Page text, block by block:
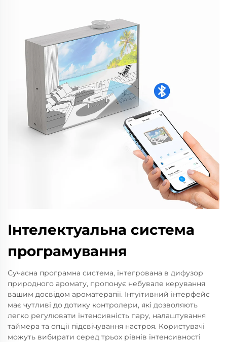
Інтелектуальна система
програмування
Сучасна програмна система, інтегрована в дифузор
природного аромату, пропонує небувале керування
вашим досвідом ароматерапії. Інтуїтивний інтерфейс
має чутливі до дотику контролери, які дозволяють
легко регулювати інтенсивність пару, налаштування
таймера та опції підсвічування настроя. Користувачі
можуть вибирати серед трьох рівнів інтенсивності